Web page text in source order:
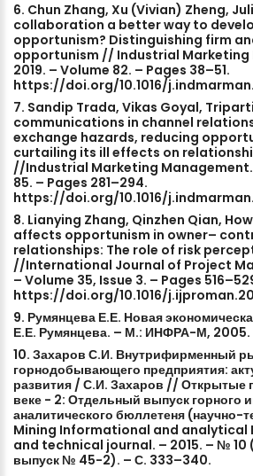
6. Chun Zhang, Xu (Vivian) Zheng,
collaboration a betterway to
opportunism? Distinguishing firm
opportunism // Industrial Marketing
2019. – Volume 82. – Pages 38–51.
https://doi.org/10.1016/
7. Sandip Trada, Vikas Goyal,
communications in channel
exchange hazards, reducing
curtailing its ill effects on
//Industrial Marketing Management.
85. – Pages 281–294.
https://doi.org/10.1016/
8. Lianying Zhang, Qinzhen Qian, How
affects opportunism in owner–
relationships: The role of risk
//International Journal of Project
– Volume 35, Issue 3. – Pages
https://doi.org/10.1016/
9. Румянцева Е.Е. Новая
Е.Е. Румянцева. – М.: ИНФРА-М, 2005.
10. Захаров С.И. Внутрифирменный
горнодобывающего предприятия:
развития / С.И. Захаров // Открытые
веке - 2: Отдельный выпуск горного
аналитического бюллетеня (научно-
Mining Informational and analytical
and technical journal. – 2015. – № 10
выпуск № 45-2). – С. 333–340.